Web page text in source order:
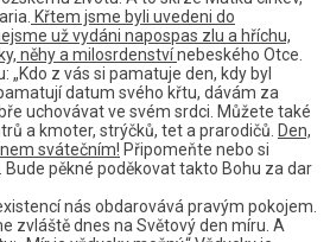
Křtem jsme byli uvedeni do
už vydáni napospas zlu a hříchu,
něhy a milosrdenstvínebeského Otce.
„Kdo z vás si pamatuje den, kdy byl
datum svého křtu, dávám za
uchovávat ve svém srdci. Můžete také
a kmoter, strýčků, tet a prarodičů. Den,
svátečním! Připomeňte nebo si
pěkné poděkovat takto Bohu za dar
nás obdarovává pravým pokojem.
zvláště dnes na Světový den míru. A